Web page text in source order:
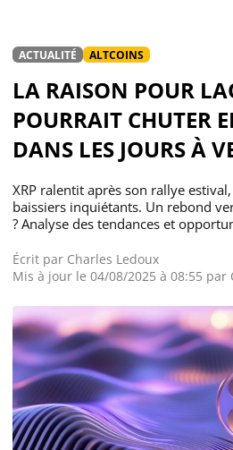
ACTUALITÉ ALTCOINS
LA RAISON POUR
POURRAIT CHUTER
DANS LES JOURS À
XRP ralentit après son rallye
baissiers inquiétants. Un rebond
? Analyse des tendances et
Écrit par Charles Ledoux
Mis à jour le 04/08/2025 à 08:55 par